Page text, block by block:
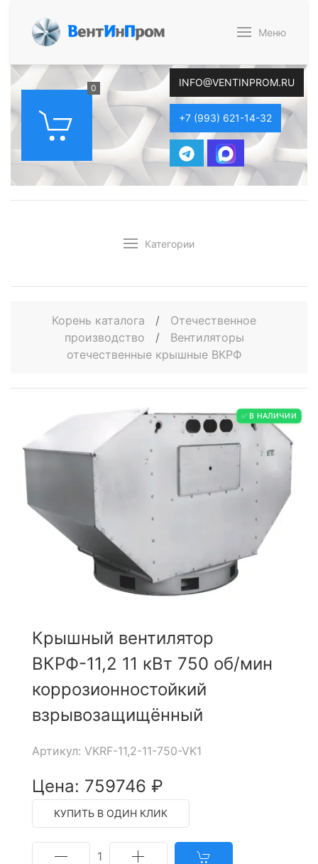
ВентИнПром Меню
0 INFO@VENTINPROM.RU
+7 (993) 621-14-32
Категории
Корень каталога /
Отечественное
производство
/
Вентиляторы
отечественные крышные ВКРФ
✅ В НАЛИЧИИ
Крышный вентилятор
ВКРФ-11,2 11 кВт 750 об/мин
коррозионностойкий
взрывозащищённый
Артикул: VKRF-11,2-11-750-VK1
Цена: 759746 ₽
КУПИТЬ В ОДИН КЛИК
1